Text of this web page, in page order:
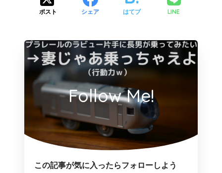
ポスト シェア はてブ LINE
Follow Me!
この記事が気に入ったらフォローしよう